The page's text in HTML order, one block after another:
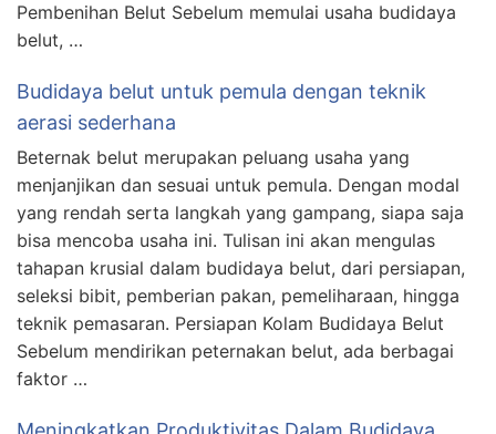
Pembenihan Belut Sebelum memulai usaha budidaya
belut, …
Budidaya belut untuk pemula dengan teknik
aerasi sederhana
Beternak belut merupakan peluang usaha yang
menjanjikan dan sesuai untuk pemula. Dengan modal
yang rendah serta langkah yang gampang, siapa saja
bisa mencoba usaha ini. Tulisan ini akan mengulas
tahapan krusial dalam budidaya belut, dari persiapan,
seleksi bibit, pemberian pakan, pemeliharaan, hingga
teknik pemasaran. Persiapan Kolam Budidaya Belut
Sebelum mendirikan peternakan belut, ada berbagai
faktor …